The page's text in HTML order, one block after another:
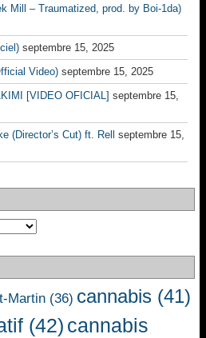
Mill – Traumatized, prod. by Boi-1da)
septembre 15, 2025
Video) septembre 15, 2025
[VIDEO OFICIAL] septembre 15,
(Director’s Cut) ft. Rell
septembre 15,
Martin (36) cannabis (41)
(42) cannabis